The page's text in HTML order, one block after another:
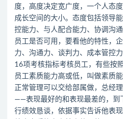
度，高度决定宽广度，一个人态
成长空间的大小。态度包括领导
控能力、与人配合能力、协调沟
员工是否可用，要看他的特性，
力、沟通力、谈判力、成本管控
16项考核指标考核员工，有些按
员工素质能力高或低，叫做素质能
正常管理可以交给部属做，总经
——表现最好的和表现最差的，到
行绩效恳谈，依据事实告诉他表